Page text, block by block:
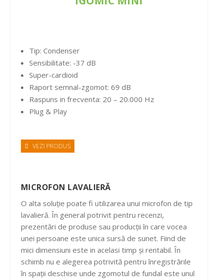
Tip: Condenser
Sensibilitate: -37 dB
Super-cardioid
Raport semnal-zgomot: 69 dB
Raspuns in frecventa: 20 – 20.000 Hz
Plug & Play
VEZI PRODUS
MICROFON LAVALIERĂ
O alta soluție poate fi utilizarea unui microfon de tip
lavalieră. În general potrivit pentru recenzi,
prezentări de produse sau producții în care vocea
unei persoane este unica sursă de sunet. Fiind de
mici dimensiuni este in acelasi timp și rentabil. În
schimb nu e alegerea potrivită pentru înregistrările
în spații deschise unde zgomotul de fundal este unul